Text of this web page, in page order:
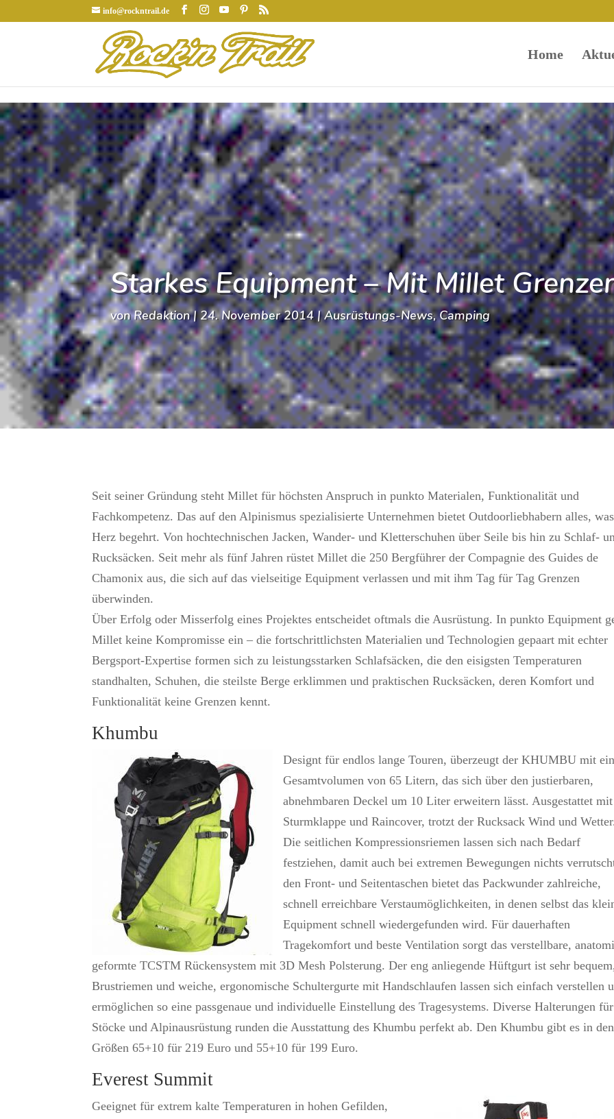
info@rockntrail.de
Home
Starkes Equipment – Mit Millet
vonRedaktion|24. November 2014|Ausrüstungs-News,Camping
Seit seiner Gründung steht Millet für höchsten Anspruch in punkto Materialen, Funktionalität und
Fachkompetenz. Das auf den Alpinismus spezialisierte Unternehmen bietet Outdoorliebhabern alles,
Herz begehrt. Von hochtechnischen Jacken, Wander- und Kletterschuhen über Seile bis hin zu Schlaf-
Rucksäcken. Seit mehr als fünf Jahren rüstet Millet die 250 Bergführer der Compagnie des Guides de
Chamonix aus, die sich auf das vielseitige Equipment verlassen und mit ihm Tag für Tag Grenzen
überwinden.
Über Erfolg oder Misserfolg eines Projektes entscheidet oftmals die Ausrüstung. In punkto Equipment
Millet keine Kompromisse ein – die fortschrittlichsten Materialien und Technologien gepaart mit echter
Bergsport-Expertise formen sich zu leistungsstarken Schlafsäcken, die den eisigsten Temperaturen
standhalten, Schuhen, die steilste Berge erklimmen und praktischen Rucksäcken, deren Komfort und
Funktionalität keine Grenzen kennt.
Khumbu
Designt für endlos lange Touren, überzeugt der KHUMBU mit
Gesamtvolumen von 65 Litern, das sich über den justierbaren,
abnehmbaren Deckel um 10 Liter erweitern lässt. Ausgestattet mit
Sturmklappe und Raincover, trotzt der Rucksack Wind und Wetter.
Die seitlichen Kompressionsriemen lassen sich nach Bedarf
festziehen, damit auch bei extremen Bewegungen nichts
den Front- und Seitentaschen bietet das Packwunder zahlreiche,
schnell erreichbare Verstaumöglichkeiten, in denen selbst das
Equipment schnell wiedergefunden wird. Für dauerhaften
Tragekomfort und beste Ventilation sorgt das verstellbare,
geformte TCSTM Rückensystem mit 3D Mesh Polsterung. Der eng anliegende Hüftgurt ist sehr
Brustriemen und weiche, ergonomische Schultergurte mit Handschlaufen lassen sich einfach verstellen
ermöglichen so eine passgenaue und individuelle Einstellung des Tragesystems. Diverse Halterungen für
Stöcke und Alpinausrüstung runden die Ausstattung des Khumbu perfekt ab. Den Khumbu gibt es in den
Größen 65+10 für 219 Euro und 55+10 für 199 Euro.
Everest Summit
Geeignet für extrem kalte Temperaturen in hohen Gefilden,